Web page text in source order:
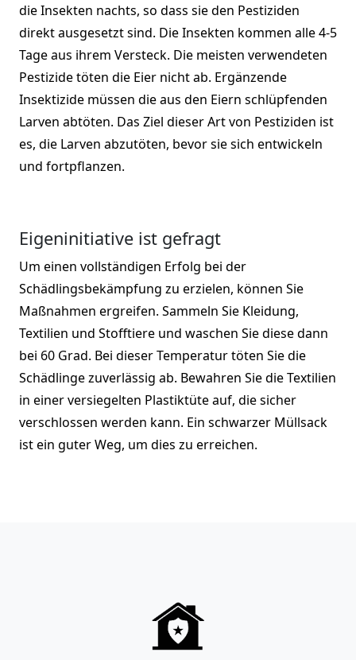
die Insekten nachts, so dass sie den Pestiziden
direkt ausgesetzt sind. Die Insekten kommen alle 4-5
Tage aus ihrem Versteck. Die meisten verwendeten
Pestizide töten die Eier nicht ab. Ergänzende
Insektizide müssen die aus den Eiern schlüpfenden
Larven abtöten. Das Ziel dieser Art von Pestiziden ist
es, die Larven abzutöten, bevor sie sich entwickeln
und fortpflanzen.
Eigeninitiative ist gefragt
Um einen vollständigen Erfolg bei der
Schädlingsbekämpfung zu erzielen, können Sie
Maßnahmen ergreifen. Sammeln Sie Kleidung,
Textilien und Stofftiere und waschen Sie diese dann
bei 60 Grad. Bei dieser Temperatur töten Sie die
Schädlinge zuverlässig ab. Bewahren Sie die Textilien
in einer versiegelten Plastiktüte auf, die sicher
verschlossen werden kann. Ein schwarzer Müllsack
ist ein guter Weg, um dies zu erreichen.